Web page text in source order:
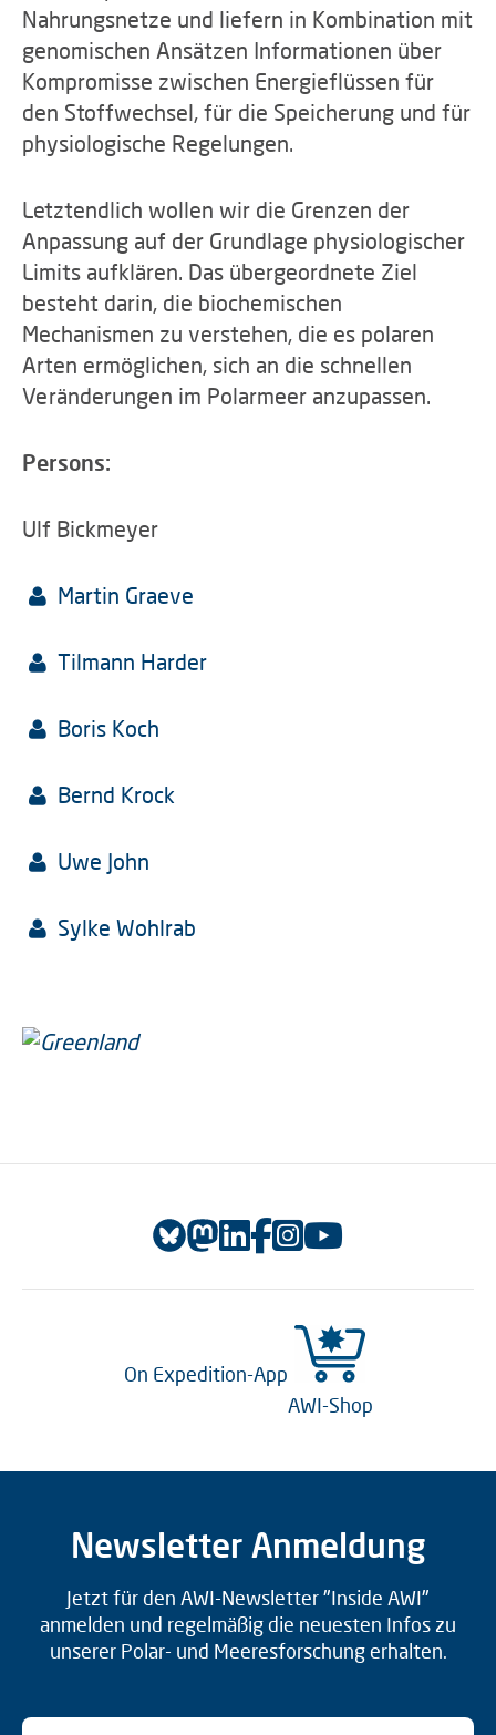
Nahrungsnetze und liefern in Kombination mit
genomischen Ansätzen Informationen über
Kompromisse zwischen Energieflüssen für
den Stoffwechsel, für die Speicherung und für
physiologische Regelungen.
Letztendlich wollen wir die Grenzen der
Anpassung auf der Grundlage physiologischer
Limits aufklären. Das übergeordnete Ziel
besteht darin, die biochemischen
Mechanismen zu verstehen, die es polaren
Arten ermöglichen, sich an die schnellen
Veränderungen im Polarmeer anzupassen.
Persons:
Ulf Bickmeyer
Martin Graeve
Tilmann Harder
Boris Koch
Bernd Krock
Uwe John
Sylke Wohlrab
On Expedition-App
AWI-Shop
Newsletter Anmeldung
Jetzt für den AWI-Newsletter "Inside AWI"
anmelden und regelmäßig die neuesten Infos zu
unserer Polar- und Meeresforschung erhalten.